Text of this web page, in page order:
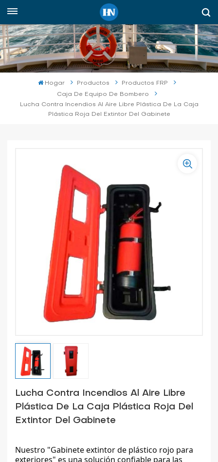
Español
English
русский
español
Indonesia
Hogar Productos
Productos FRP
Caja De Equipo De Bombero
Lucha Contra Incendios Al Aire Libre Plástica De La Caja
Plástica Roja Del Extintor Del Gabinete
Lucha Contra Incendios Al Aire Libre
Plástica De La Caja Plástica Roja Del
Extintor Del Gabinete
Nuestro "Gabinete extintor de plástico rojo para
exteriores" es una solución confiable para las